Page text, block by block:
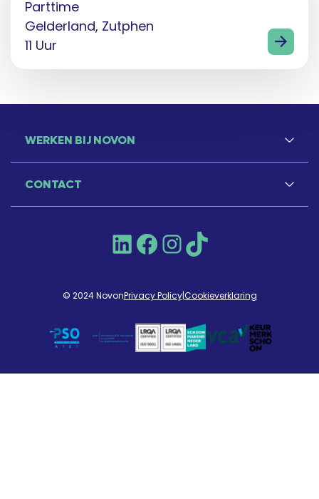
Parttime
Gelderland, Zutphen
11 Uur
WERKEN BIJ NOVON
CONTACT
LinkedInFacebookInstagram
TikTok
© 2024 NovonPrivacy Policy|Cookieverklaring